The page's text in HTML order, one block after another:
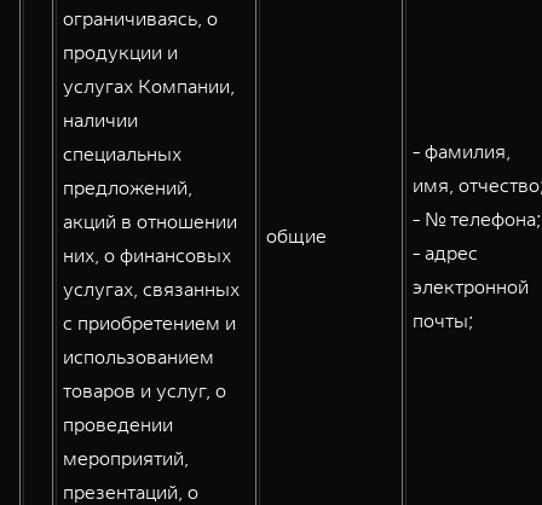
ограничиваясь, о
продукции и
услугах Компании,
наличии
специальных
предложений,
акций в отношении
них, о финансовых
услугах, связанных
с приобретением и
использованием
товаров и услуг, о
проведении
мероприятий,
презентаций, о
общие
- фамилия,
имя,
- № телефона;
- адрес
электронной
почты;